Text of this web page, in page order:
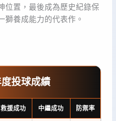
位置，最後成為歷史紀錄保
獅養成能力的代表作。
投球成績
救援成功 中繼成功 防禦率